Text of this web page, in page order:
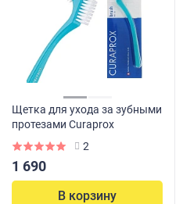
Щетка для ухода за зубными
протезами Curaprox
2
1 690
В корзину